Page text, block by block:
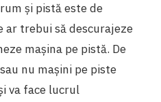
și pistă este de
ar trebui să descurajeze
mașina pe pistă. De
nu mașini pe piste
va face lucrul